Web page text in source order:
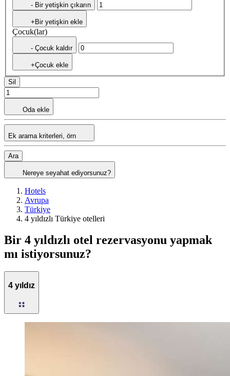
- Bir yetişkin çıkarın
+Bir yetişkin ekle
Çocuk(lar)
- Çocuk kaldır
+Çocuk ekle
Sil
Oda ekle
Ek arama kriterleri, örn
Ara
Nereye seyahat ediyorsunuz?
Hotels
Avrupa
Türkiye
4 yıldızlı Türkiye otelleri
Bir 4 yıldızlı otel rezervasyonu yapmak
mı istiyorsunuz?
4 yıldız